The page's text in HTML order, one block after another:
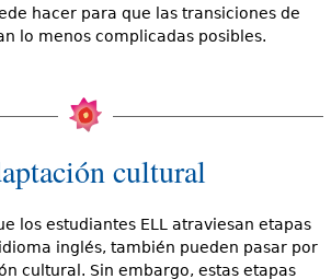
hacer para que las transiciones de
lo menos complicadas posibles.
cultural
los estudiantes ELL atraviesan etapas
inglés, también pueden pasar por
cultural. Sin embargo, estas etapas